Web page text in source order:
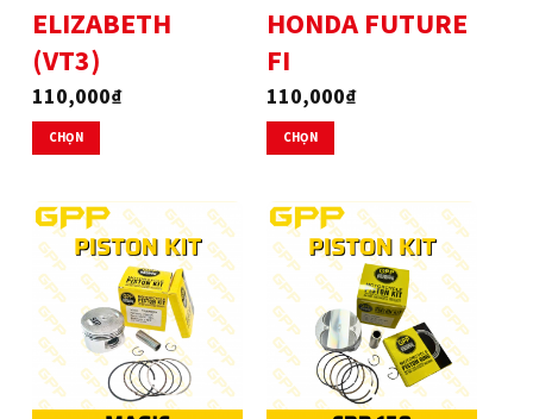
ELIZABETH
(VT3)
110,000₫
CHỌN
này
có
nhiều
biến
thể.
Các
tùy
chọn
HONDA FUTURE
FI
110,000₫
CHỌN
này
có
nhiều
biến
thể.
Các
tùy
chọn